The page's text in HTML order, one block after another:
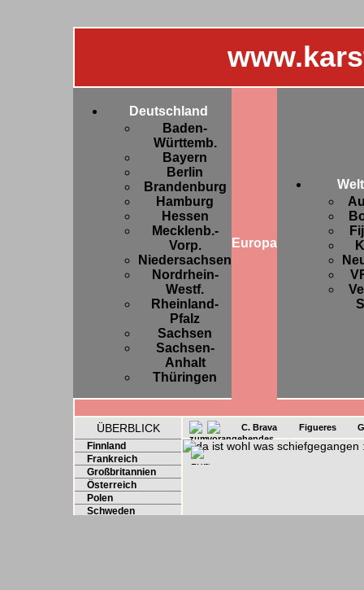
Deutschland
Baden-
Württemb.
Bayern
Berlin
Brandenburg
Hamburg
Hessen
Mecklenb.-
Vorp.
Niedersachsen
Nordrhein-
Westf.
Rheinland-
Pfalz
Sachsen
Sachsen-
Anhalt
Thüringen
Europa
ÜBERBLICK
Finnland
Frankreich
Großbritannien
Österreich
Polen
Schweden
C. Brava Figueres